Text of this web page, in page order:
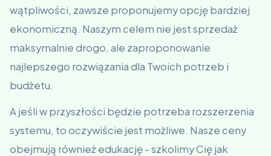
wątpliwości, zawsze proponujemy opcję bardziej
ekonomiczną. Naszym celem nie jest sprzedaż
maksymalnie drogo, ale zaproponowanie
najlepszego rozwiązania dla Twoich potrzeb i
budżetu.
A jeśli w przyszłości będzie potrzeba rozszerzenia
systemu, to oczywiście jest możliwe. Nasze ceny
obejmują również edukację - szkolimy Cię jak